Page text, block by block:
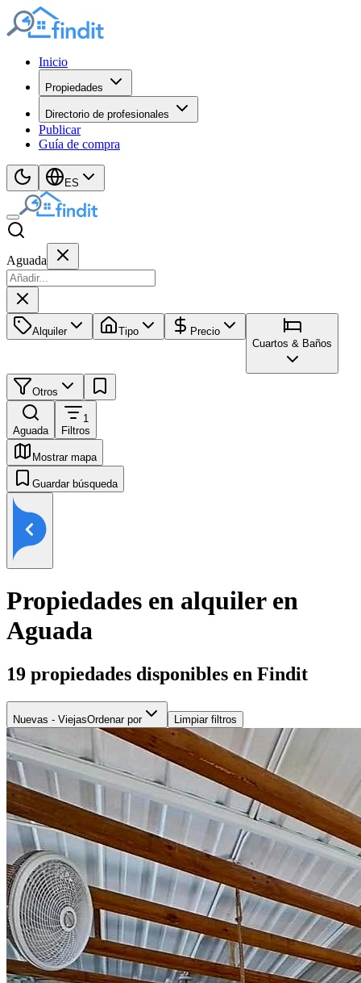
Inicio
Propiedades
Directorio de profesionales
Publicar
Guía de compra
ES
Aguada
Alquiler Tipo
Precio
Cuartos & Baños
Otros
Aguada
1
Filtros
Mostrar mapa
Guardar búsqueda
Propiedades en alquiler en
Aguada
19 propiedades disponibles en Findit
Nuevas - ViejasOrdenar por Limpiar filtros